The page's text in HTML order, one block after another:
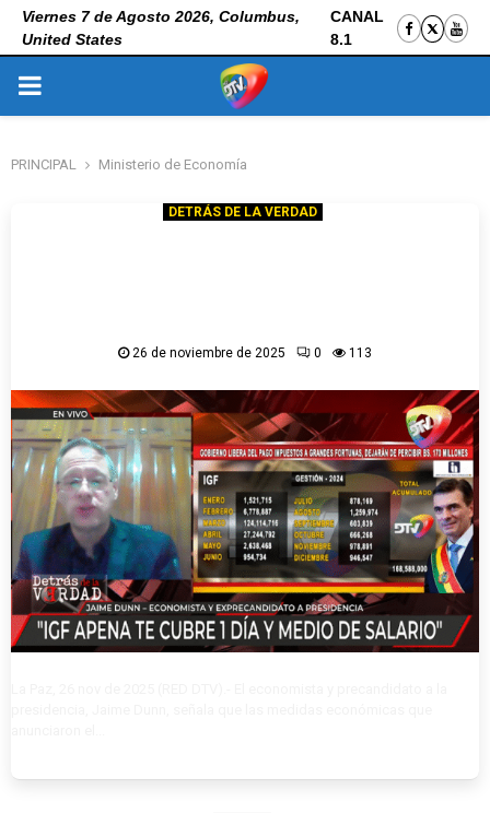
Viernes 7 de Agosto 2026, Columbus,
United States
CANAL
8.1
PRIMARY
PRINCIPAL Ministerio de Economía
DETRÁS DE LA VERDAD
26 de noviembre de 2025 0 113